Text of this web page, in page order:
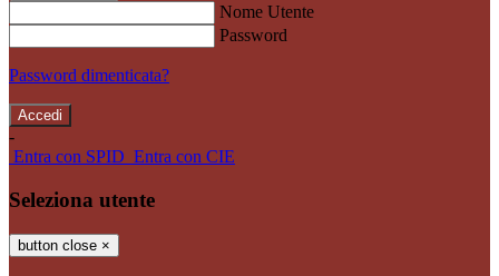
Nome Utente
Password
Password dimenticata?
-
Entra con SPID Entra con CIE
Seleziona utente
button close ×